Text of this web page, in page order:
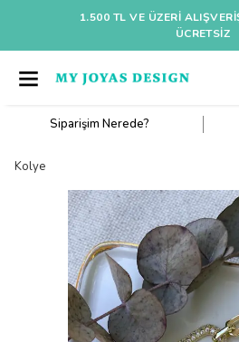
1.500 TL VE ÜZERI
ÜCRETSİZ
Siparişim Nerede?
Kolye